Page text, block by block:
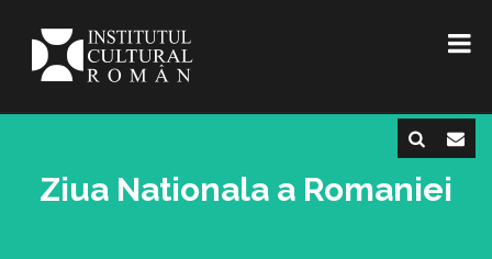
Ziua Nationala a Romaniei